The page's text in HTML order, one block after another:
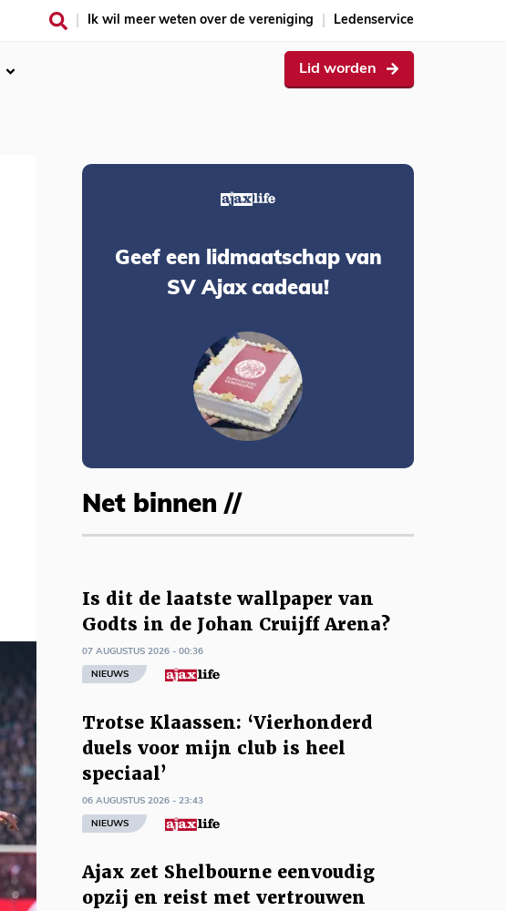
Ik wil meer weten over de vereniging Ledenservice
Lid worden
Geef een lidmaatschap van
SV Ajax cadeau!
Net binnen //
Is dit de laatste wallpaper van
Godts in de Johan Cruijff Arena?
07 AUGUSTUS 2026 - 00:36
NIEUWS
Trotse Klaassen: ‘Vierhonderd
duels voor mijn club is heel
speciaal’
06 AUGUSTUS 2026 - 23:43
NIEUWS
Ajax zet Shelbourne eenvoudig
opzij en reist met vertrouwen